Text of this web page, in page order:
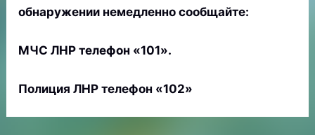
обнаружении немедленно сообщайте:
МЧС ЛНР телефон «101».
Полиция ЛНР телефон «102»